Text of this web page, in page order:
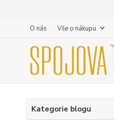
O nás Vše o nákupu
Kategorie blogu